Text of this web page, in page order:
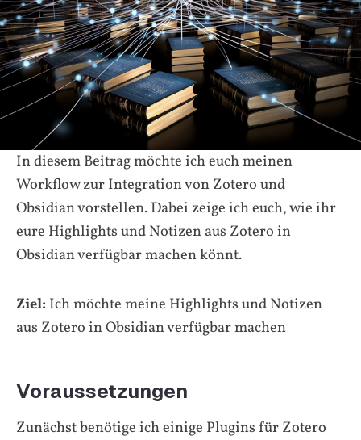
In diesem Beitrag möchte ich euch meinen
Workflow zur Integration von Zotero und
Obsidian vorstellen. Dabei zeige ich euch, wie ihr
eure Highlights und Notizen aus Zotero in
Obsidian verfügbar machen könnt.
Ziel: Ich möchte meine Highlights und Notizen
aus Zotero in Obsidian verfügbar machen
Voraussetzungen
Zunächst benötige ich einige Plugins für Zotero